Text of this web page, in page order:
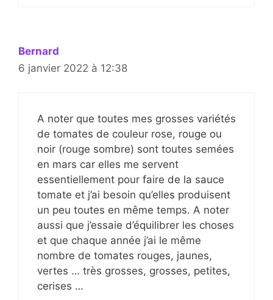
Bernard
6 janvier 2022 à 12:38
A noter que toutes mes grosses variétés
de tomates de couleur rose, rouge ou
noir (rouge sombre) sont toutes semées
en mars car elles me servent
essentiellement pour faire de la sauce
tomate et j’ai besoin qu’elles produisent
un peu toutes en même temps. A noter
aussi que j’essaie d’équilibrer les choses
et que chaque année j’ai le même
nombre de tomates rouges, jaunes,
vertes … très grosses, grosses, petites,
cerises …